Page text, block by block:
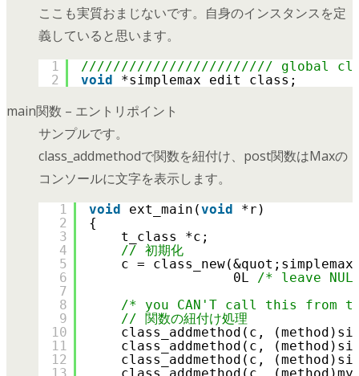
ここも実質おまじないです。自身のインスタンスを定
義していると思います。
1
2
//////////////////////// global
void
*simplemax_edit_class;
main関数 – エントリポイント
サンプルです。
class_addmethodで関数を紐付け、post関数はMaxの
コンソールに文字を表示します。
1
2
3
4
5
6
7
8
9
10
11
12
void ext_main(void
*r)
{
t_class *c;
// 初期化
c =
0L /* leave
/* you CAN'T call this from
// 関数の紐付け処理
class_addmethod(c,
class_addmethod(c,
class_addmethod(c,